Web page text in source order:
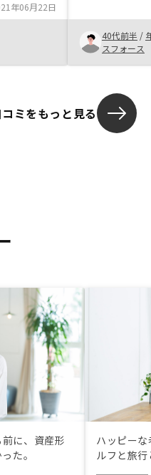
年06月22日
40代前半 /
スフォース
ミをもっと見る
に、資産形
た。
ハッピー
ルフと旅